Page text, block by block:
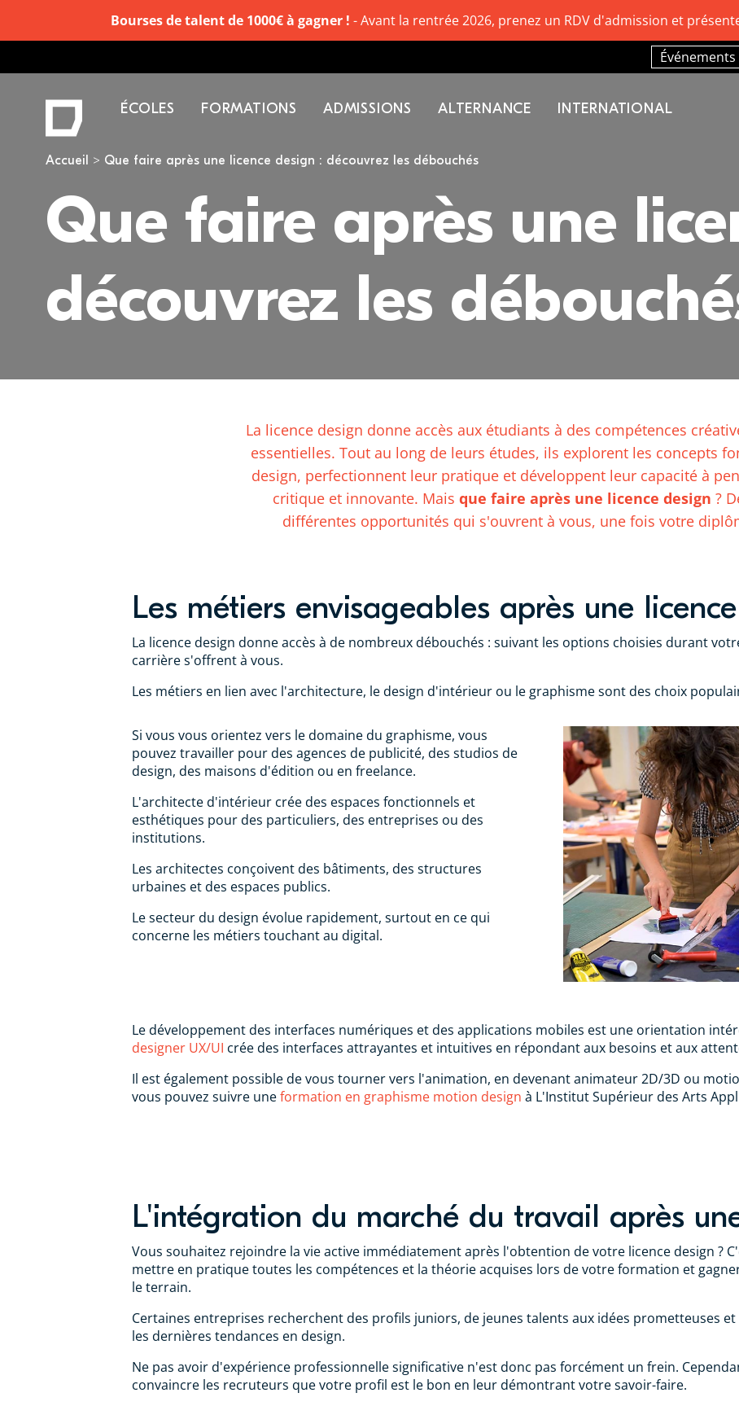
Vous êtes ici
Accueil Que faire après une licence design : découvrez les débouchés
Que faire après une
découvrez les
La licence design donne accès aux étudiants à des compétences
essentielles. Tout au long de leurs études, ils explorent les concepts
design, perfectionnent leur pratique et développent leur capacité à
critique et innovante. Mais que faire après une licence design ?
différentes opportunités qui s'ouvrent à vous, une fois votre
Les métiers envisageables après une
La licence design donne accès à de nombreux débouchés : suivant les options choisies durant
carrière s'offrent à vous.
Les métiers en lien avec l'architecture, le design d'intérieur ou le graphisme sont des choix
Si vous vous orientez vers le domaine du graphisme, vous
pouvez travailler pour des agences de publicité, des studios de
design, des maisons d'édition ou en freelance.
L'architecte d'intérieur crée des espaces fonctionnels et
esthétiques pour des particuliers, des entreprises ou des
institutions.
Les architectes conçoivent des bâtiments, des structures
urbaines et des espaces publics.
Le secteur du design évolue rapidement, surtout en ce qui
concerne les métiers touchant au digital.
Le développement des interfaces numériques et des applications mobiles est une orientation
designer UX/UI crée des interfaces attrayantes et intuitives en répondant aux besoins et aux
Il est également possible de vous tourner vers l'animation, en devenant animateur 2D/3D ou
vous pouvez suivre uneformation en graphisme motion design à L'Institut Supérieur des Arts
L'intégration du marché du travail après
Vous souhaitez rejoindre la vie active immédiatement après l'obtention de votre licence design ?
mettre en pratique toutes les compétences et la théorie acquises lors de votre formation et
le terrain.
Certaines entreprises recherchent des profils juniors, de jeunes talents aux idées prometteuses
les dernières tendances en design.
Ne pas avoir d'expérience professionnelle significative n'est donc pas forcément un frein.
convaincre les recruteurs que votre profil est le bon en leur démontrant votre savoir-faire.
Événements
ÉCOLES FORMATIONS ADMISSIONS ALTERNANCE INTERNATIONAL
Bourses de talent de 1000€ à gagner ! - Avant la rentrée 2026, prenez un RDV d'admission et